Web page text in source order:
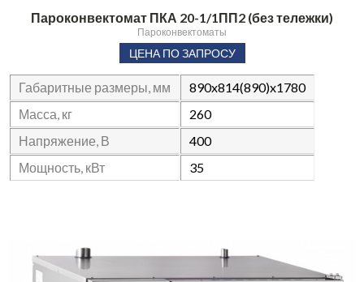
Пароконвектомат ПКА 20-1/1ПП2 (без тележки)
Пароконвектоматы
ЦЕНА ПО ЗАПРОСУ
Габаритные размеры, мм
890x814(890)x1780
Масса, кг
260
Напряжение, В
400
Мощность, кВт
35